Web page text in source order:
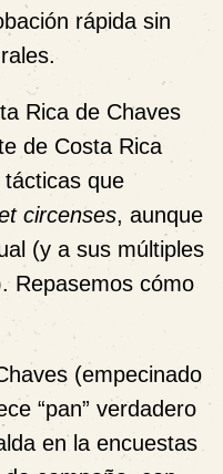
rápida sin
Rica de Chaves
de Costa Rica
que
circenses, aunque
(y a sus múltiples
Repasemos cómo
(empecinado
“pan” verdadero
en la encuestas